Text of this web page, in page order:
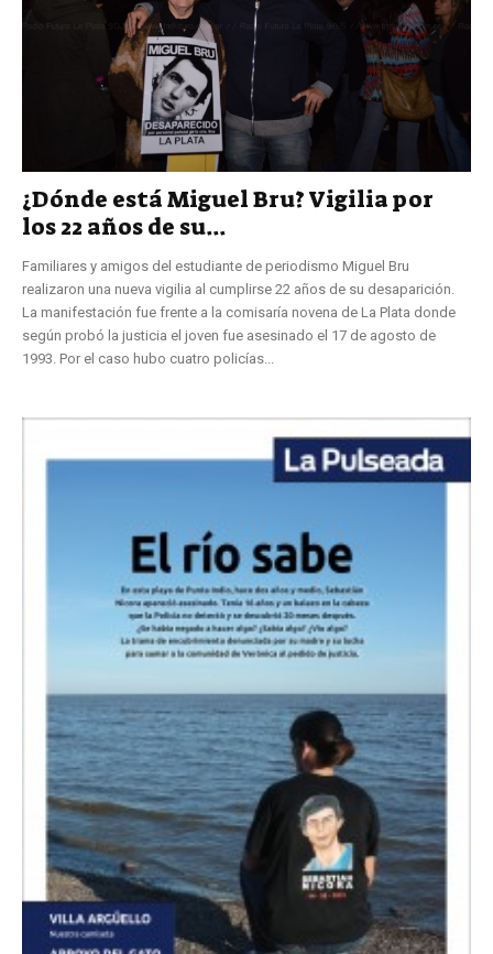
¿Dónde está Miguel Bru? Vigilia por
los 22 años de su...
Familiares y amigos del estudiante de periodismo Miguel Bru
realizaron una nueva vigilia al cumplirse 22 años de su desaparición.
La manifestación fue frente a la comisaría novena de La Plata donde
según probó la justicia el joven fue asesinado el 17 de agosto de
1993. Por el caso hubo cuatro policías...